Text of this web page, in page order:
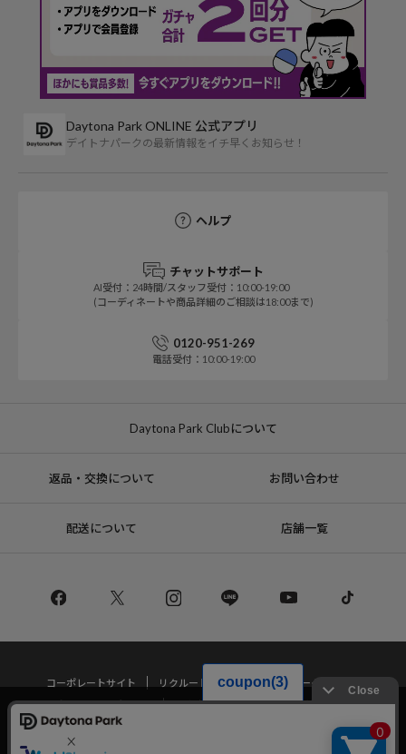
Daytona Park ONLINE 公式アプリ
デイトナパークの最新情報をイチ早くお知らせ！
ヘルプ
チャットサポート
AI受付：24時間/スタッフ受付：10:00-19:00
(コーディネートや商品詳細のご相談は18:00まで)
0120-951-269
電話受付：10:00-19:00
Daytona Park Clubについて
返品・交換について お問い合わせ
配送について 店舗一覧
コーポレートサイト リクルート
サステナブルマークについて
プライバシーポリシー
特定商取引法・古物営業法に基づく表記
当サイトでは利用体験の向上およびコンテンツの最適な提供、トラフィック
の分析を目的としてCookieを使用しています。